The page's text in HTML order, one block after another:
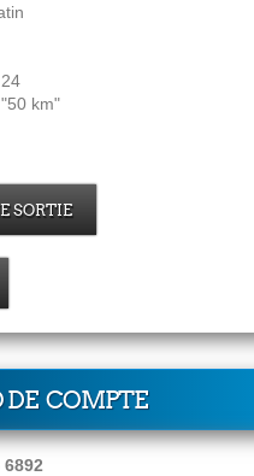
km"
SORTIE
DE COMPTE
6892